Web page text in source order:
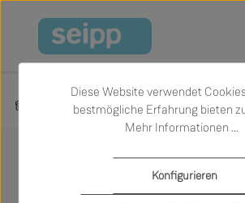
Zum Hauptinhalt springen
Produkte Wohnen Stühle
Diese Website verwendet
bestmögliche Erfahrung bieten
Mehr Informationen ...
Konfigurieren